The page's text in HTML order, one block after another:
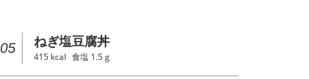
05 ねぎ塩豆腐丼
415 kcal 食塩 1.5g